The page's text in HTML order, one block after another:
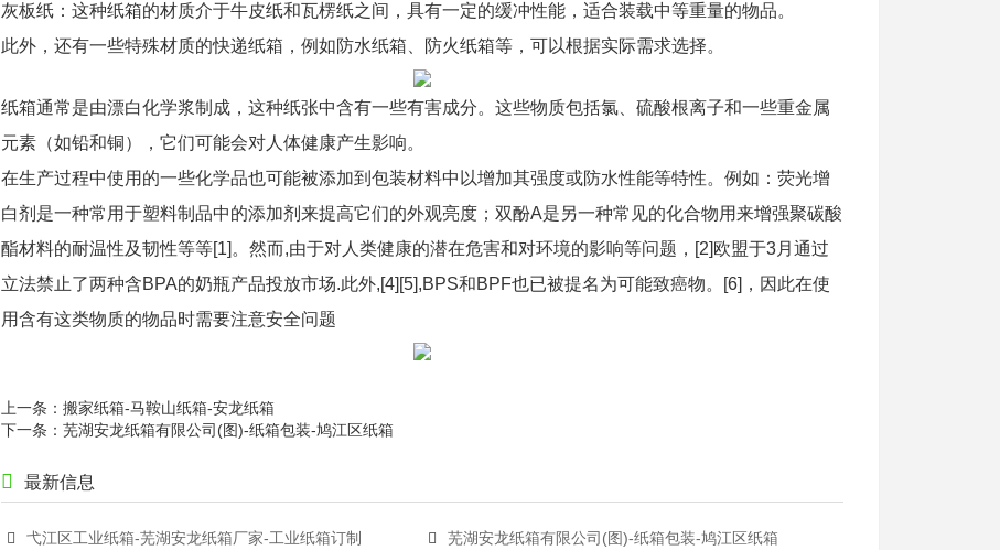
灰板纸：这种纸箱的材质介于牛皮纸和瓦楞纸之间，具有一定的缓冲性能，适合装载中等重量的物品。
此外，还有一些特殊材质的快递纸箱，例如防水纸箱、防火纸箱等，可以根据实际需求选择。
纸箱通常是由漂白化学浆制成，这种纸张中含有一些有害成分。这些物质包括氯、硫酸根离子和一些重金属
元素（如铅和铜），它们可能会对人体健康产生影响。
在生产过程中使用的一些化学品也可能被添加到包装材料中以增加其强度或防水性能等特性。例如：荧光增
白剂是一种常用于塑料制品中的添加剂来提高它们的外观亮度；双酚A是另一种常见的化合物用来增强聚碳酸
酯材料的耐温性及韧性等等[1]。然而,由于对人类健康的潜在危害和对环境的影响等问题，[2]欧盟于3月通过
立法禁止了两种含BPA的奶瓶产品投放市场.此外,[4][5],BPS和BPF也已被提名为可能致癌物。[6]，因此在使
用含有这类物质的物品时需要注意安全问题
上一条： 搬家纸箱-马鞍山纸箱-安龙纸箱
下一条： 芜湖安龙纸箱有限公司(图)-纸箱包装-鸠江区纸箱
最新信息
弋江区工业纸箱-芜湖安龙纸箱厂家-工业纸箱订制 芜湖安龙纸箱有限公司(图)-纸箱包装-鸠江区纸箱